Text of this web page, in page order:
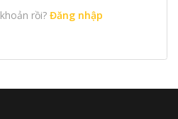
rồi? Đăng nhập